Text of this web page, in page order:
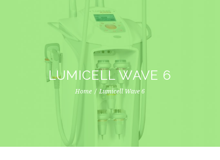
LUMICELL WAVE 6
Home Lumicell Wave 6